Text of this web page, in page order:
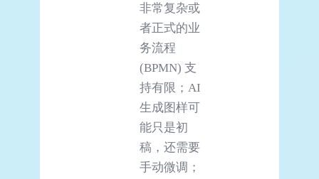
非常复杂或
者正式的业
务流程
(BPMN) 支
持有限；AI
生成图样可
能只是初
稿，还需要
手动微调；